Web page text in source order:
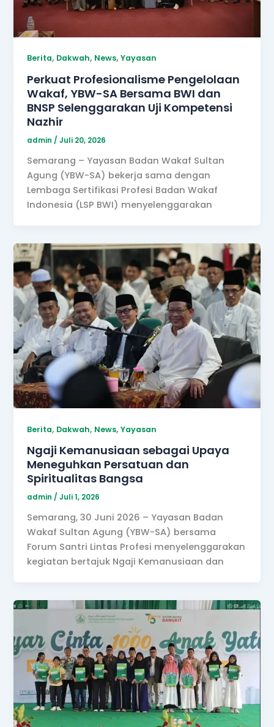
Berita, Dakwah, News,Yayasan
Perkuat Profesionalisme Pengelolaan
Wakaf, YBW-SA Bersama BWI dan
BNSP Selenggarakan Uji Kompetensi
Nazhir
admin /Juli 20, 2026
Semarang – Yayasan Badan Wakaf Sultan
Agung (YBW-SA) bekerja sama dengan
Lembaga Sertifikasi Profesi Badan Wakaf
Indonesia (LSP BWI) menyelenggarakan
Berita, Dakwah, News,Yayasan
Ngaji Kemanusiaan sebagai Upaya
Meneguhkan Persatuan dan
Spiritualitas Bangsa
admin /Juli 1, 2026
Semarang, 30 Juni 2026 – Yayasan Badan
Wakaf Sultan Agung (YBW-SA) bersama
Forum Santri Lintas Profesi menyelenggarakan
kegiatan bertajuk Ngaji Kemanusiaan dan